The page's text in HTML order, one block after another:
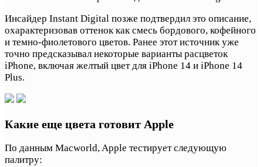
Инсайдер Instant Digital позже подтвердил это описание,
охарактеризовав оттенок как смесь бордового, кофейного
и темно-фиолетового цветов. Ранее этот источник уже
точно предсказывал некоторые варианты расцветок
iPhone, включая желтый цвет для iPhone 14 и iPhone 14
Plus.
Какие еще цвета готовит Apple
По данным Macworld, Apple тестирует следующую
палитру: